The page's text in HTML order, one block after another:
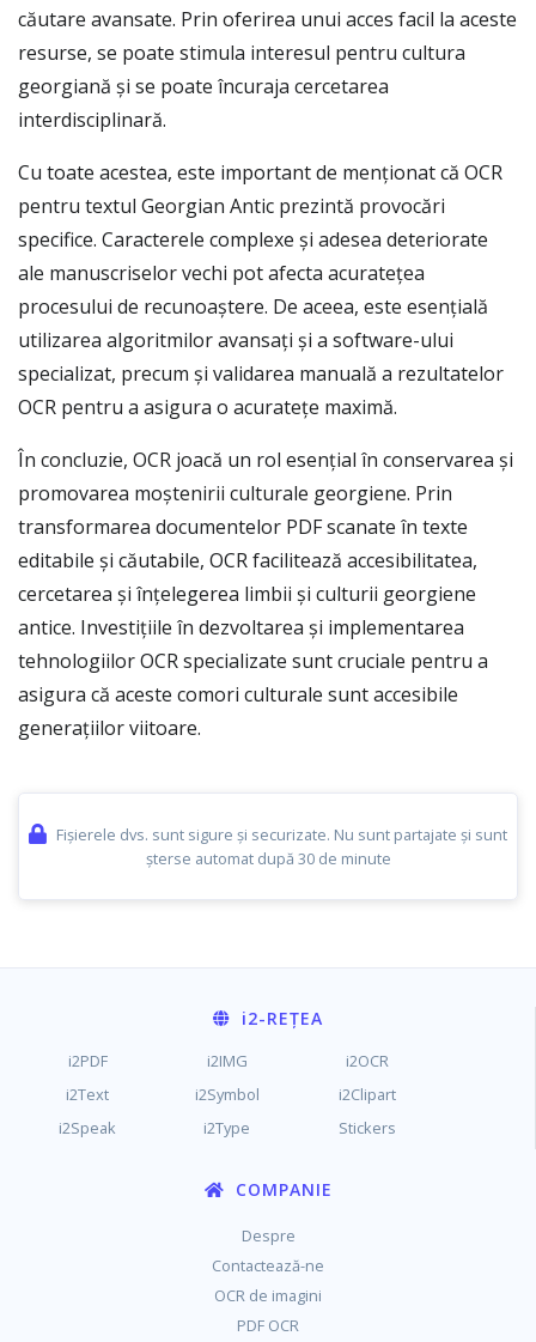
căutare avansate. Prin oferirea unui acces facil la aceste
resurse, se poate stimula interesul pentru cultura
georgiană și se poate încuraja cercetarea
interdisciplinară.
Cu toate acestea, este important de menționat că OCR
pentru textul Georgian Antic prezintă provocări
specifice. Caracterele complexe și adesea deteriorate
ale manuscriselor vechi pot afecta acuratețea
procesului de recunoaștere. De aceea, este esențială
utilizarea algoritmilor avansați și a software-ului
specializat, precum și validarea manuală a rezultatelor
OCR pentru a asigura o acuratețe maximă.
În concluzie, OCR joacă un rol esențial în conservarea și
promovarea moștenirii culturale georgiene. Prin
transformarea documentelor PDF scanate în texte
editabile și căutabile, OCR facilitează accesibilitatea,
cercetarea și înțelegerea limbii și culturii georgiene
antice. Investițiile în dezvoltarea și implementarea
tehnologiilor OCR specializate sunt cruciale pentru a
asigura că aceste comori culturale sunt accesibile
generațiilor viitoare.
Fișierele dvs. sunt sigure și securizate. Nu sunt partajate și sunt
șterse automat după 30 de minute
i2-REȚEA
i2PDF i2IMG
i2OCR
i2Text
i2Symbol
i2Clipart
i2Speak
i2Type Stickers
COMPANIE
Despre
Contactează-ne
OCR de imagini
PDF OCR